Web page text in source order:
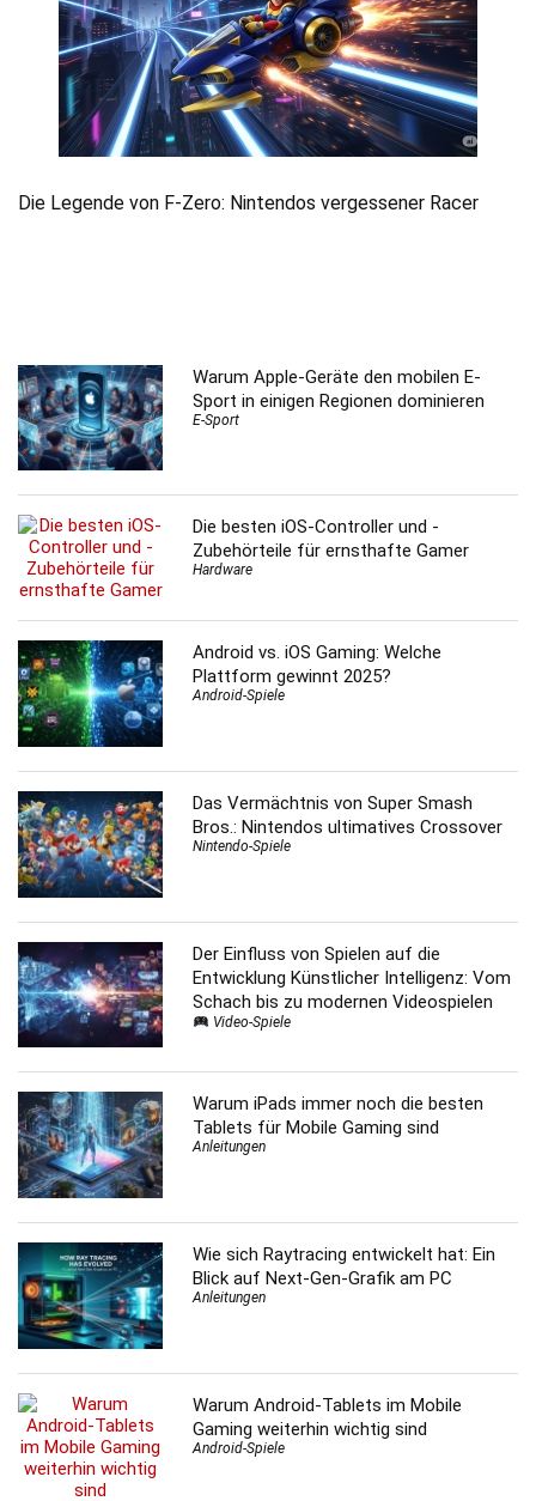
Die Legende von F-Zero: Nintendos vergessener Racer
Warum Apple-Geräte den mobilen E-
Sport in einigen Regionen dominieren
E-Sport
Die besten iOS-Controller und -
Zubehörteile für ernsthafte Gamer
Hardware
Android vs. iOS Gaming: Welche
Plattform gewinnt 2025?
Android-Spiele
Das Vermächtnis von Super Smash
Bros.: Nintendos ultimatives Crossover
Nintendo-Spiele
Der Einfluss von Spielen auf die
Entwicklung Künstlicher Intelligenz: Vom
Schach bis zu modernen Videospielen
Video-Spiele
Warum iPads immer noch die besten
Tablets für Mobile Gaming sind
Anleitungen
Wie sich Raytracing entwickelt hat: Ein
Blick auf Next-Gen-Grafik am PC
Anleitungen
Warum Android-Tablets im Mobile
Gaming weiterhin wichtig sind
Android-Spiele